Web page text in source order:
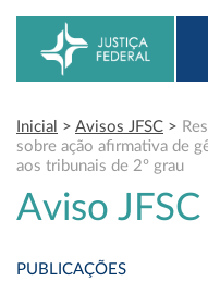
Inicial > Avisos JFSC >
sobre ação afirmativa de
aos tribunais de 2º grau
Aviso JFSC
PUBLICAÇÕES